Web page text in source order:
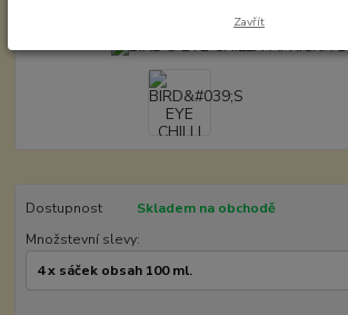
Dostupnost
Skladem na obchodě
Množstevní slevy:
Zavřít